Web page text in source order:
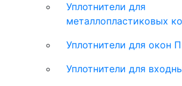
Уплотнители для
металлопластиковых
Уплотнители для окон
Уплотнители для